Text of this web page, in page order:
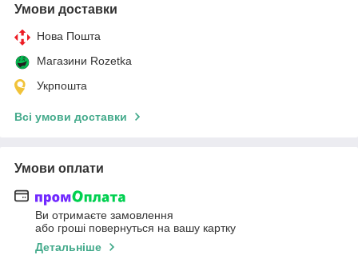
Умови доставки
Нова Пошта
Магазини Rozetka
Укрпошта
Всі умови доставки
Умови оплати
Ви отримаєте замовлення
або гроші повернуться на вашу картку
Детальніше